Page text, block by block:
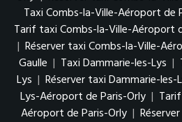
Taxi Combs-la-Ville-Aéroport de
Tarif taxi Combs-la-Ville-Aéroport
| Réserver taxi Combs-la-Ville-
Gaulle | Taxi Dammarie-les-Lys |
Lys | Réserver taxi Dammarie-les-
Lys-Aéroport de Paris-Orly |
Aéroport de Paris-Orly |